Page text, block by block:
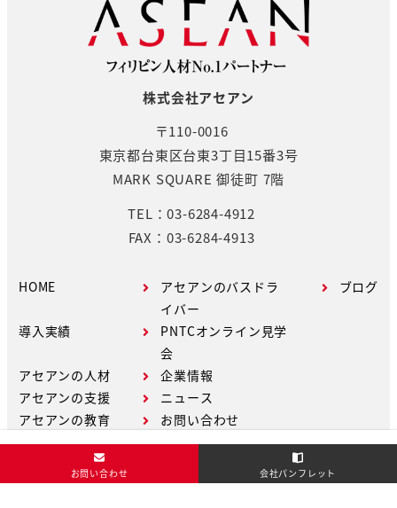
株式会社アセアン
〒110-0016
東京都台東区台東3丁目15番3号
MARK SQUARE 御徒町 7階
TEL：03-6284-4912
FAX：03-6284-4913
HOME
導入実績
アセアンの人材
アセアンの支援
アセアンの教育
アセアンのバスドラ
イバー
PNTCオンライン見学
会
企業情報
ニュース
お問い合わせ
ブログ
Copyright © ASEAN Co.,Ltd. All Rights Reserved.
お問い合わせ 会社パンフレット